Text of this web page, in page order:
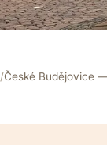
/České Budějovice